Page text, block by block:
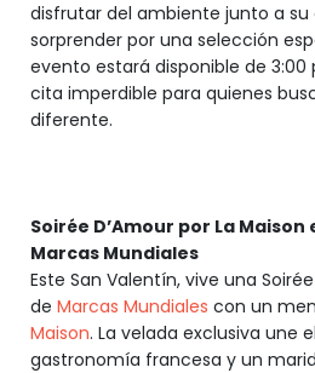
disfrutar del ambiente junto a su
sorprender por una selección
evento estará disponible de 3:00
cita imperdible para quienes
diferente.
Soirée D’Amour por La
Marcas Mundiales
Este San Valentín, vive una
de Marcas Mundiales con un
Maison. La velada exclusiva une
gastronomía francesa y un